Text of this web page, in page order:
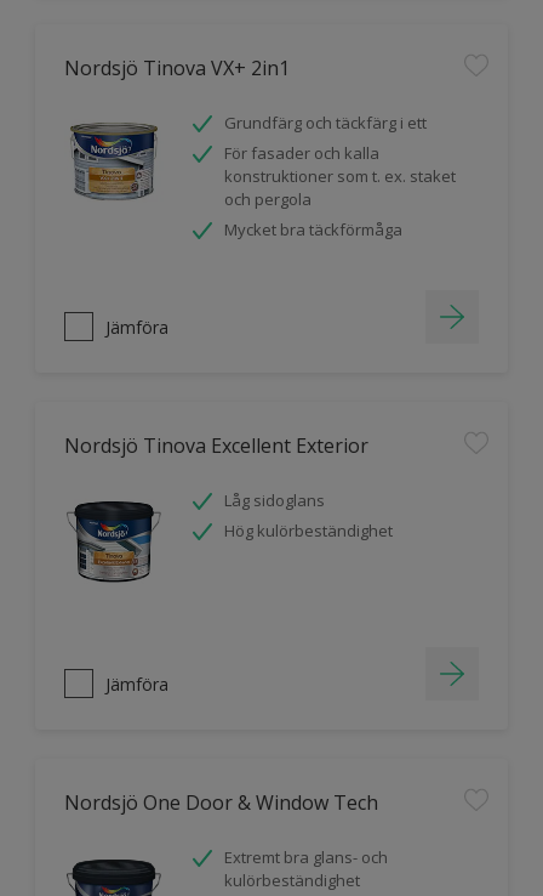
Nordsjö Tinova VX+ 2in1
Grundfärg och täckfärg i ett
För fasader och kalla
konstruktioner som t. ex. staket
och pergola
Mycket bra täckförmåga
Jämföra
Nordsjö Tinova Excellent Exterior
Låg sidoglans
Hög kulörbeständighet
Jämföra
Nordsjö One Door & Window Tech
Extremt bra glans- och
kulörbeständighet